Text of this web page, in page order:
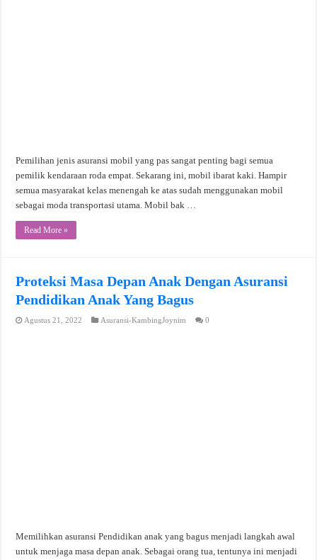
Pemilihan jenis asuransi mobil yang pas sangat penting bagi semua
pemilik kendaraan roda empat. Sekarang ini, mobil ibarat kaki. Hampir
semua masyarakat kelas menengah ke atas sudah menggunakan mobil
sebagai moda transportasi utama. Mobil bak …
Read More »
Proteksi Masa Depan Anak Dengan Asuransi
Pendidikan Anak Yang Bagus
Agustus 21, 2022 Asuransi-KambingJoynim 0
Memilihkan asuransi Pendidikan anak yang bagus menjadi langkah awal
untuk menjaga masa depan anak. Sebagai orang tua, tentunya ini menjadi